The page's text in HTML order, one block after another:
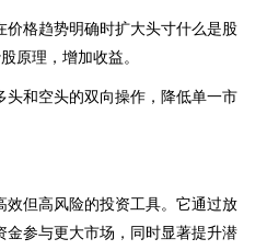
价格趋势明确时扩大头寸什么是股
原理，增加收益。
头和空头的双向操作，降低单一市
效但高风险的投资工具。它通过放
金参与更大市场，同时显著提升潜